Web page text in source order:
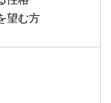
望む方